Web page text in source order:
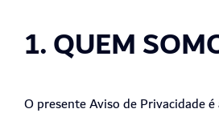
1. QUEM
O presente Aviso de Privacidade